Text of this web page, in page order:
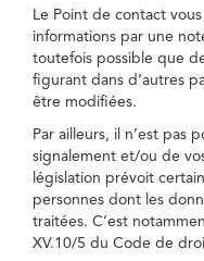
Le Point de contact
informations par une
toutefois possible que
figurant dans d’autres
être modifiées.
Par ailleurs, il n’est pas
signalement et/ou de
législation prévoit
personnes dont les
traitées. C’est
XV.10/5 du Code de